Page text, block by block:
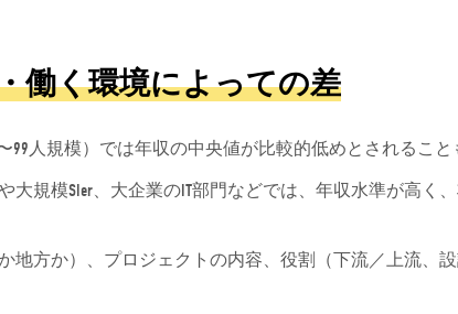
働く環境によっての差
99人規模）では年収の中央値が比較的低めとされること
大規模SIer、大企業のIT部門などでは、年収水準が高く
地方か）、プロジェクトの内容、役割（下流／上流、